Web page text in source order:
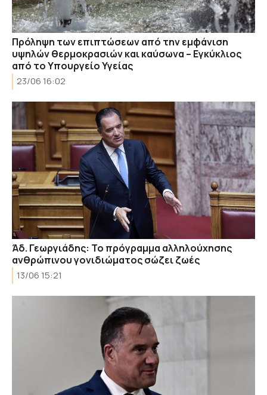
Πρόληψη των επιπτώσεων από την εμφάνιση
υψηλών θερμοκρασιών και καύσωνα – Eγκύκλιος
από το Υπουργείο Υγείας
23/06 16:02
Άδ. Γεωργιάδης: Το πρόγραμμα αλληλούχησης
ανθρώπινου γονιδιώματος σώζει ζωές
13/06 15:21